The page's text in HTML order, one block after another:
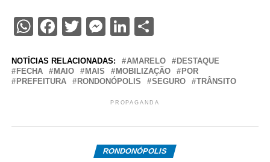
WhatsApp
Facebook
Twitter
Messenger
LinkedIn
Share
NOTÍCIAS RELACIONADAS: AMARELO
DESTAQUE
FECHA
MAIO MAIS MOBILIZAÇÃO
POR
PREFEITURA
RONDONÓPOLIS SEGURO TRÂNSITO
PROPAGANDA
RONDONÓPOLIS